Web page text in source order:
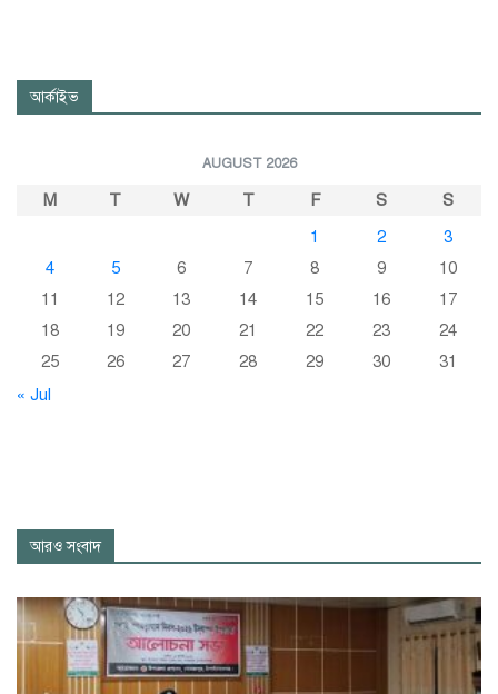
আর্কাইভ
AUGUST 2026
M T W T F S
S
1
2
3
4
5 6 7 8 9
10
11
12 13 14 15 16
17
18
19 20 21 22 23
24
25
26 27 28 29 30
31
« Jul
আরও সংবাদ